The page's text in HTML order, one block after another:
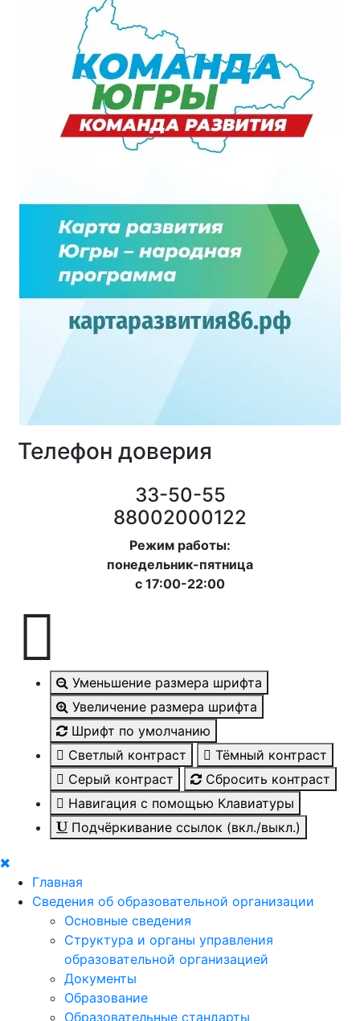
Телефон доверия
33-50-55
88002000122
Режим работы:
понедельник-пятница
с 17:00-22:00
Уменьшение размера шрифта
Увеличение размера шрифта
Шрифт по умолчанию
Светлый контраст
Тёмный контраст
Серый контраст
Сбросить контраст
Навигация с помощью Клавиатуры
Подчёркивание ссылок (вкл./выкл.)
Главная
Сведения об образовательной организации
Основные сведения
Структура и органы управления
образовательной организацией
Документы
Образование
Образовательные стандарты